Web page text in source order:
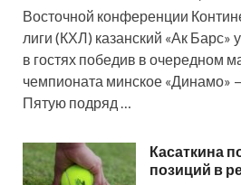
Восточной конференции
лиги (КХЛ) казанский «Ак Барс»
в гостях победив в очередном
чемпионата минское «Динамо»
Пятую подряд …
Касаткина
позиций в